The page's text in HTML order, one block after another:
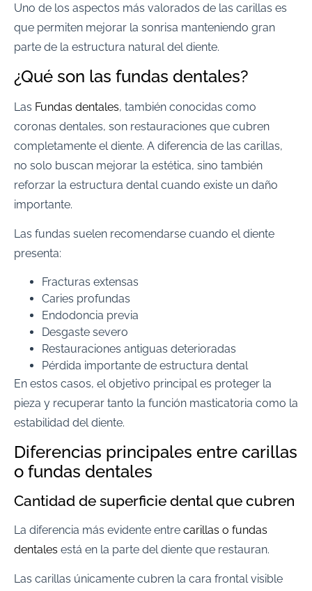
Uno de los aspectos más valorados de las carillas es
que permiten mejorar la sonrisa manteniendo gran
parte de la estructura natural del diente.
¿Qué son las fundas dentales?
Las Fundas dentales, también conocidas como
coronas dentales, son restauraciones que cubren
completamente el diente. A diferencia de las carillas,
no solo buscan mejorar la estética, sino también
reforzar la estructura dental cuando existe un daño
importante.
Las fundas suelen recomendarse cuando el diente
presenta:
Fracturas extensas
Caries profundas
Endodoncia previa
Desgaste severo
Restauraciones antiguas deterioradas
Pérdida importante de estructura dental
En estos casos, el objetivo principal es proteger la
pieza y recuperar tanto la función masticatoria como la
estabilidad del diente.
Diferencias principales entre carillas
o fundas dentales
Cantidad de superficie dental que cubren
La diferencia más evidente entre carillas o fundas
dentales está en la parte del diente que restauran.
Las carillas únicamente cubren la cara frontal visible